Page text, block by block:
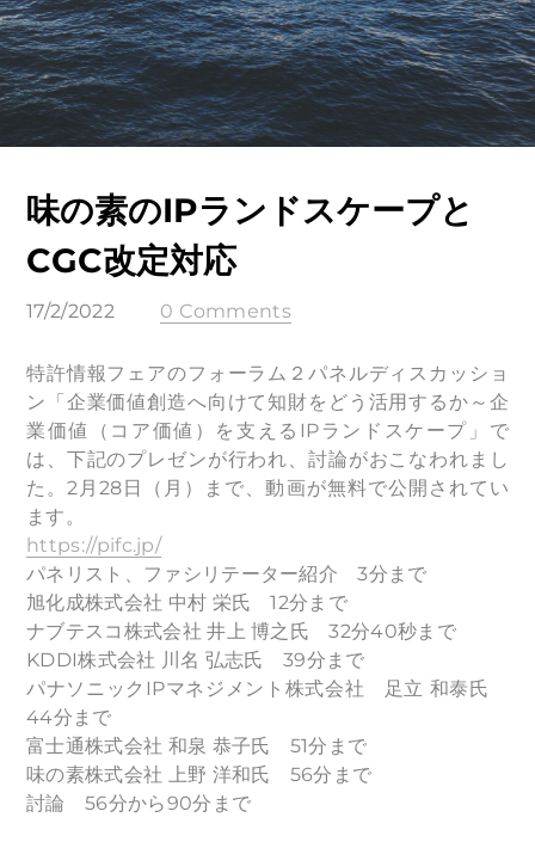
味の素のIPランドスケープと
CGC改定対応
17/2/2022 0 Comments
特許情報フェアのフォーラム２パネルディスカッショ
ン「企業価値創造へ向けて知財をどう活用するか～企
業価値（コア価値）を支えるIPランドスケープ」で
は、下記のプレゼンが行われ、討論がおこなわれまし
た。2月28日（月）まで、動画が無料で公開されてい
ます。
https://pifc.jp/
パネリスト、ファシリテーター紹介 3分まで
旭化成株式会社 中村 栄氏 12分まで
ナブテスコ株式会社 井上 博之氏 32分40秒まで
KDDI株式会社 川名 弘志氏 39分まで
パナソニックIPマネジメント株式会社 足立 和泰氏
44分まで
富士通株式会社 和泉 恭子氏 51分まで
味の素株式会社 上野 洋和氏 56分まで
討論 56分から90分まで